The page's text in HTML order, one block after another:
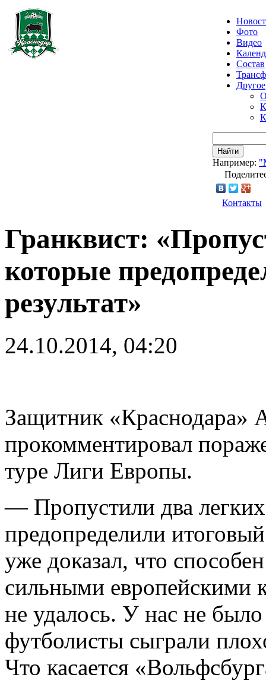
Фото
Видео
Состав
Другое
Найти
Например:
Контакты
Гранквист:
которые
результат»
24.10.2014, 04:20
Защитник «Краснодара»
прокомментировал
туре Лиги Европы.
— Пропустили два
предопределили
уже доказал, что
сильными европейскими
не удалось. У нас не
футболисты сыграли
Что касается